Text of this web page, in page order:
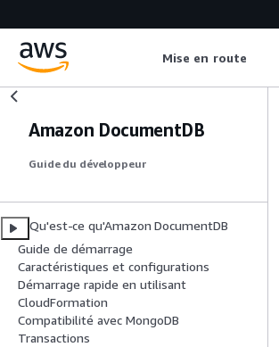
Mise en route
Amazon DocumentDB
Guide du développeur
Qu'est-ce qu'Amazon DocumentDB
Guide de démarrage
Caractéristiques et configurations
Démarrage rapide en utilisant
CloudFormation
Compatibilité avec MongoDB
Transactions